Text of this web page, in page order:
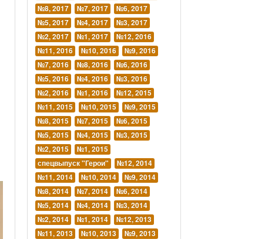
№8, 2017
№7, 2017
№6, 2017
№5, 2017
№4, 2017
№3, 2017
№2, 2017
№1, 2017
№12, 2016
№11, 2016
№10, 2016
№9, 2016
№7, 2016
№8, 2016
№6, 2016
№5, 2016
№4, 2016
№3, 2016
№2, 2016
№1, 2016
№12, 2015
№11, 2015
№10, 2015
№9, 2015
№8, 2015
№7, 2015
№6, 2015
№5, 2015
№4, 2015
№3, 2015
№2, 2015
№1, 2015
спецвыпуск "Герои"
№12, 2014
№11, 2014
№10, 2014
№9, 2014
№8, 2014
№7, 2014
№6, 2014
№5, 2014
№4, 2014
№3, 2014
№2, 2014
№1, 2014
№12, 2013
№11, 2013
№10, 2013
№9, 2013